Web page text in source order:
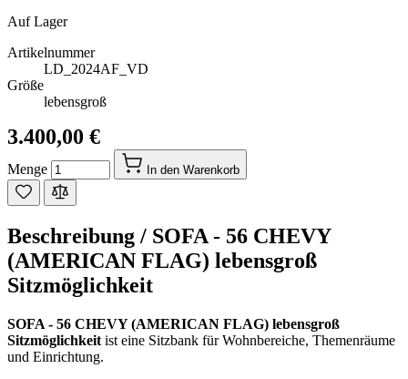
Auf Lager
Artikelnummer
LD_2024AF_VD
Größe
lebensgroß
3.400,00 €
Menge In den Warenkorb
Beschreibung / SOFA - 56 CHEVY
(AMERICAN FLAG) lebensgroß
Sitzmöglichkeit
SOFA - 56 CHEVY (AMERICAN FLAG) lebensgroß
Sitzmöglichkeit ist eine Sitzbank für Wohnbereiche, Themenräume
und Einrichtung.